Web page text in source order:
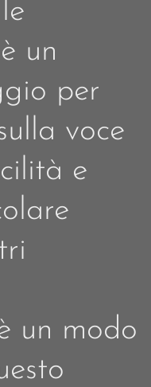
un
per
voce
e
un modo